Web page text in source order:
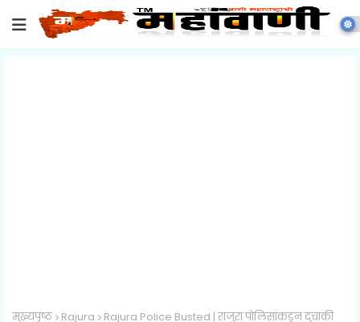
मुख्यपृष्ठ Rajura
Rajura Police Busted | राजुरा पोलिसांकडून दुचाकी